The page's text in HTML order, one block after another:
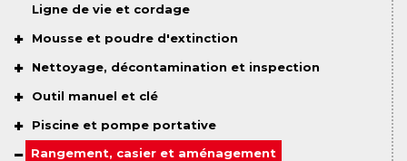
Ligne de vie et cordage
Mousse et poudre d'extinction
Nettoyage, décontamination et inspection
Outil manuel et clé
Piscine et pompe portative
Rangement, casier et aménagement